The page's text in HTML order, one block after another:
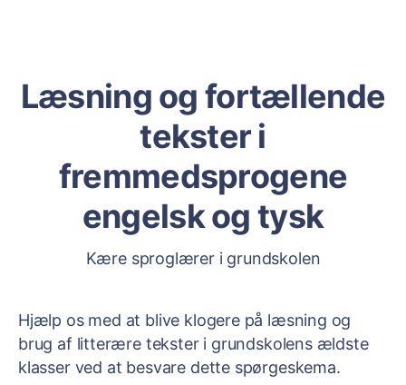
Læsning og fortællende
tekster i
fremmedsprogene
engelsk og tysk
Kære sproglærer i grundskolen
Hjælp os med at blive klogere på læsning og
brug af litterære tekster i grundskolens ældste
klasser ved at besvare dette spørgeskema.